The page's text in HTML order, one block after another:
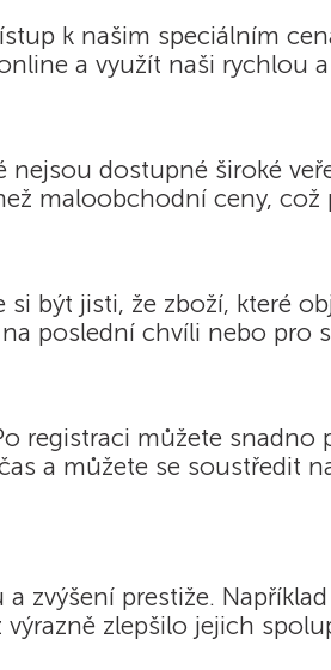
k našim speciálním
a využít naši rychlou
nejsou dostupné široké
maloobchodní ceny,
být jisti, že zboží, které
poslední chvíli nebo pro
registraci můžete snadno
a můžete se soustředit
zvýšení prestiže.
zlepšilo jejich